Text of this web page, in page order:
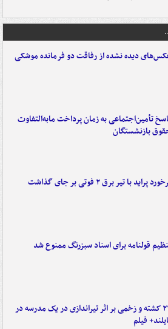
دیده نشده از رفاقت دو فرمانده‌ موشکی
تأمین‌اجتماعی به زمان پرداخت مابه‌التفاوت
بازنشستگان
پراید با تیر برق ۲ فوتی بر جای گذاشت
قولنامه برای اسناد سبزرنگ ممنوع شد
۲۲ کشته و زخمی بر اثر تیراندازی در یک مدرسه در
فیلم